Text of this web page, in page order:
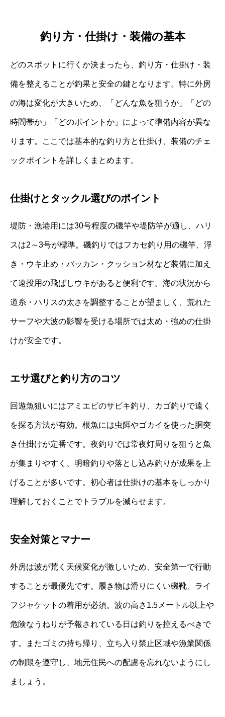
釣り方・仕掛け・装備の基本
どのスポットに行くか決まったら、釣り方・仕掛け・装
備を整えることが釣果と安全の鍵となります。特に外房
の海は変化が大きいため、「どんな魚を狙うか」「どの
時間帯か」「どのポイントか」によって準備内容が異な
ります。ここでは基本的な釣り方と仕掛け、装備のチェ
ックポイントを詳しくまとめます。
仕掛けとタックル選びのポイント
堤防・漁港用には30号程度の磯竿や堤防竿が適し、ハリ
スは2～3号が標準。磯釣りではフカセ釣り用の磯竿、浮
き・ウキ止め・バッカン・クッション材など装備に加え
て遠投用の飛ばしウキがあると便利です。海の状況から
道糸・ハリスの太さを調整することが望ましく、荒れた
サーフや大波の影響を受ける場所では太め・強めの仕掛
けが安全です。
エサ選びと釣り方のコツ
回遊魚狙いにはアミエビのサビキ釣り、カゴ釣りで遠く
を探る方法が有効。根魚には虫餌やゴカイを使った胴突
き仕掛けが定番です。夜釣りでは常夜灯周りを狙うと魚
が集まりやすく、明暗釣りや落とし込み釣りが成果を上
げることが多いです。初心者は仕掛けの基本をしっかり
理解しておくことでトラブルを減らせます。
安全対策とマナー
外房は波が荒く天候変化が激しいため、安全第一で行動
することが最優先です。履き物は滑りにくい磯靴、ライ
フジャケットの着用が必須。波の高さ1.5メートル以上や
危険なうねりが予報されている日は釣りを控えるべきで
す。またゴミの持ち帰り、立ち入り禁止区域や漁業関係
の制限を遵守し、地元住民への配慮を忘れないようにし
ましょう。